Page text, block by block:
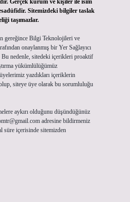
Gerçek kurum ve kişiler ile isim
Sitemizdeki bilgiler taslak
taşımazlar.
gereğince Bilgi Teknolojileri ve
onaylanmış bir Yer Sağlayıcı
nedenle, sitedeki içerikleri proaktif
yükümlülüğümüz
yazdıkları içeriklerin
siteye üye olarak bu sorumluluğu
aykırı olduğunu düşündüğünüz
adresine bildirmeniz
süre içerisinde sitemizden